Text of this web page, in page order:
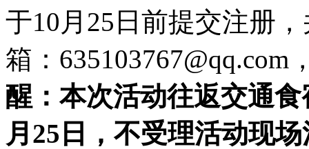
于10月25日前提交注册
箱：
醒：本次活动往返交通
月25日，不受理活动现